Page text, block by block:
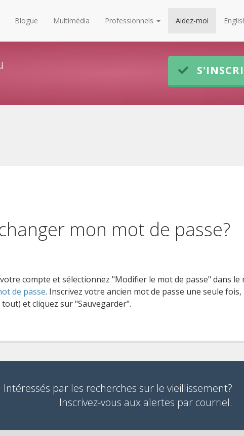
Blogue Multimédia Professionnels Aidez-moi
mon mot de passe?
compte et sélectionnez "Modifier le mot de passe" dans le
de passe. Inscrivez votre ancien mot de passe une seule
et cliquez sur "Sauvegarder".
Intéressés par les recherches sur le vieillissement?
Inscrivez-vous aux alertes par courriel.